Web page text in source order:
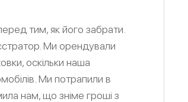
тим, як його забрати.
Ми орендували
оскільки наша
Ми потрапили в
нам, що зніме гроші з